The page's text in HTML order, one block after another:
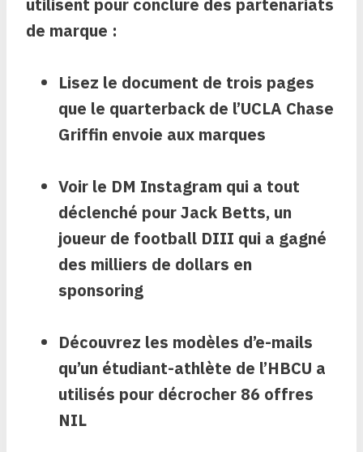
utilisent pour conclure des partenariats
de marque :
Lisez le document de trois pages
que le quarterback de l’UCLA Chase
Griffin envoie aux marques
Voir le DM Instagram qui a tout
déclenché pour Jack Betts, un
joueur de football DIII qui a gagné
des milliers de dollars en
sponsoring
Découvrez les modèles d’e-mails
qu’un étudiant-athlète de l’HBCU a
utilisés pour décrocher 86 offres
NIL